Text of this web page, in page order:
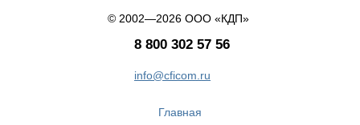
© 2002—2026 ООО «КДП»
8 800 302 57 56
info@cficom.ru
Главная